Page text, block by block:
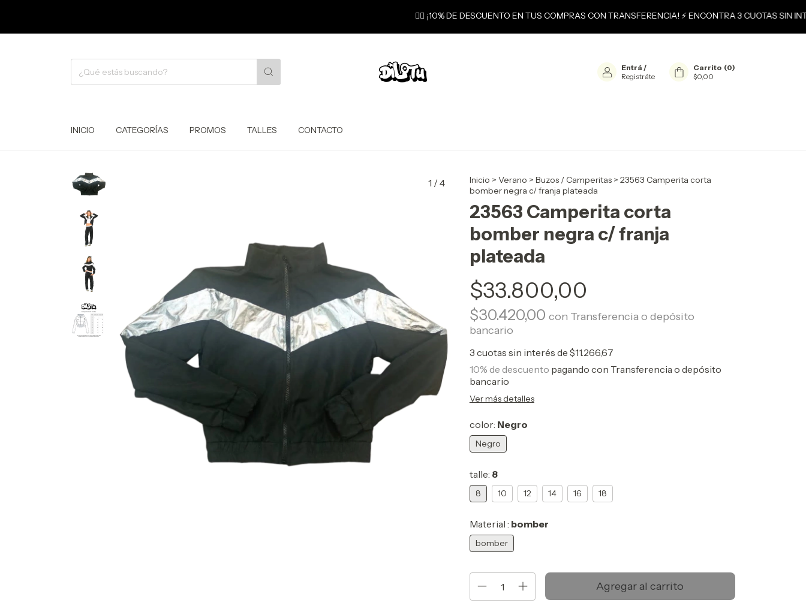
❤️‍🔥 ¡10% DE DESCUENTO EN TUS COMPRAS CON TRANSFERENCIA! ⚡ ENCONTRA 3 CUOTAS SIN
Entrá /
Registráte
Carrito (0)
$0,00
INICIO CATEGORÍAS PROMOS TALLES CONTACTO
1 / 4 Inicio > Verano > Buzos / Camperitas > 23563 Camperita corta
bomber negra c/ franja plateada
23563 Camperita corta
bomber negra c/ franja
plateada
$33.800,00
$30.420,00 con Transferencia o depósito
bancario
3 cuotas sin interés de $11.266,67
10% de descuento pagando con Transferencia o depósito
bancario
Ver más detalles
color: Negro
Negro
talle: 8
8 10 12 14 16 18
Material : bomber
bomber